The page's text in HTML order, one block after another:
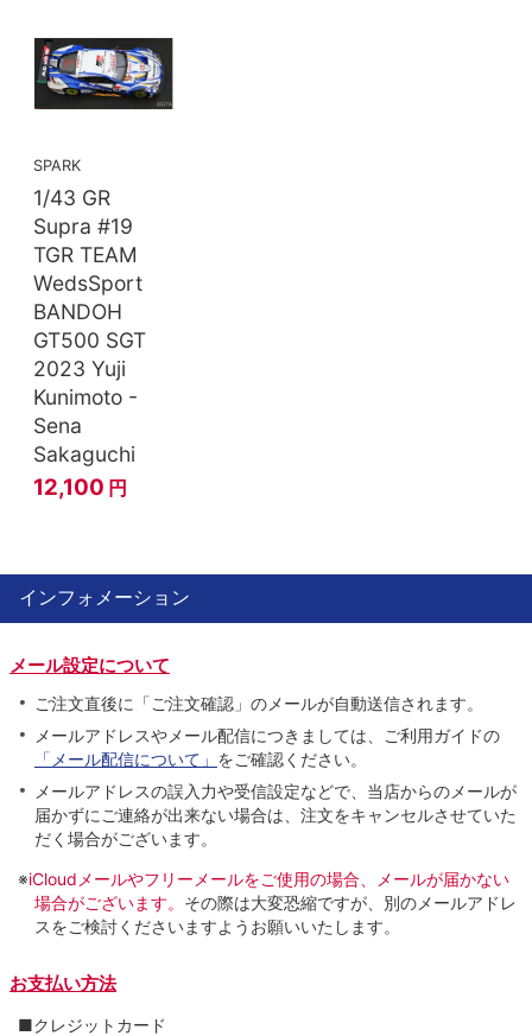
SPARK
1/43 GR
Supra #19
TGR TEAM
WedsSport
BANDOH
GT500 SGT
2023 Yuji
Kunimoto -
Sena
Sakaguchi
12,100 円
インフォメーション
メール設定について
ご注文直後に「ご注文確認」のメールが自動送信されます。
メールアドレスやメール配信につきましては、ご利用ガイドの
「メール配信について」 をご確認ください。
メールアドレスの誤入力や受信設定などで、当店からのメールが
届かずにご連絡が出来ない場合は、注文をキャンセルさせていた
だく場合がございます。
※iCloudメールやフリーメールをご使用の場合、メールが届かない
場合がございます。 その際は大変恐縮ですが、別のメールアドレ
スをご検討くださいますようお願いいたします。
お支払い方法
■クレジットカード